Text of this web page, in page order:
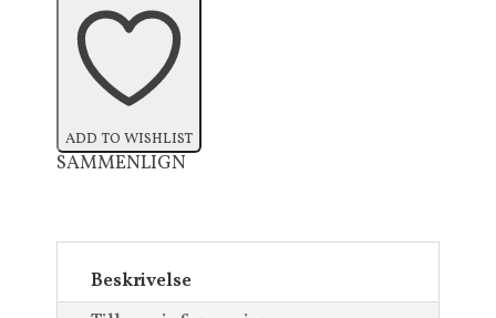
ADD TO WISHLIST
SAMMENLIGN
Beskrivelse